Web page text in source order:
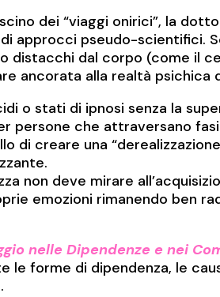
dei “viaggi onirici”, la
di approcci pseudo-scientifici.
distacchi dal corpo (come il
ancorata alla realtà psichica
o stati di ipnosi senza la
persone che attraversano
di creare una
non deve mirare
emozioni rimanendo ben
nelle Dipendenze e nei
le forme di dipendenza, le